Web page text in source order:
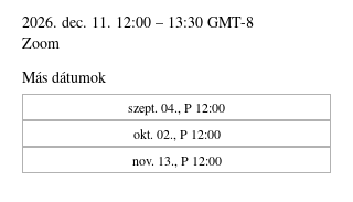
2026. dec. 11. 12:00 – 13:30 GMT-8
Zoom
Más dátumok
szept. 04., P 12:00
okt. 02., P 12:00
nov. 13., P 12:00